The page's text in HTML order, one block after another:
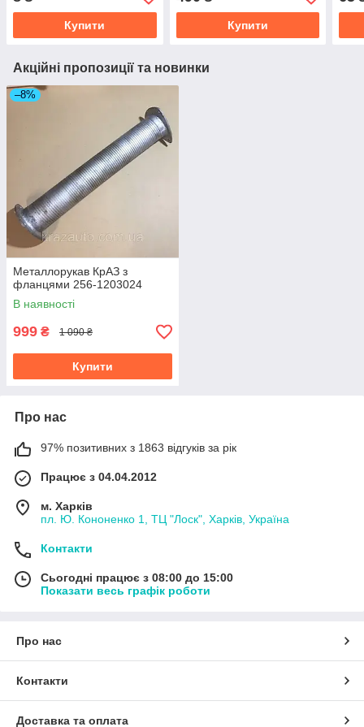
Купити Купити
Акційні пропозиції та новинки
–8%
Металлорукав КрАЗ з
фланцями 256-1203024
В наявності
999 ₴ 1 090 ₴
Купити
Про нас
97% позитивних з 1863 відгуків за рік
Працює з 04.04.2012
м. Харків
пл. Ю. Кононенко 1, ТЦ "Лоск", Харків, Україна
Контакти
Сьогодні працює з 08:00 до 15:00
Показати весь графік роботи
Про нас
Контакти
Доставка та оплата